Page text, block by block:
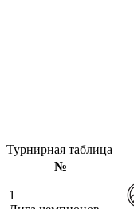
Турнирная таблица
№
1